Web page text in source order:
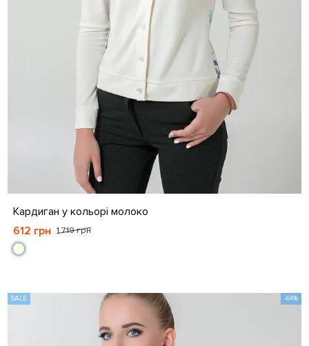
S M L XL
Кардиган у кольорі молоко
1 719 грн
612 грн